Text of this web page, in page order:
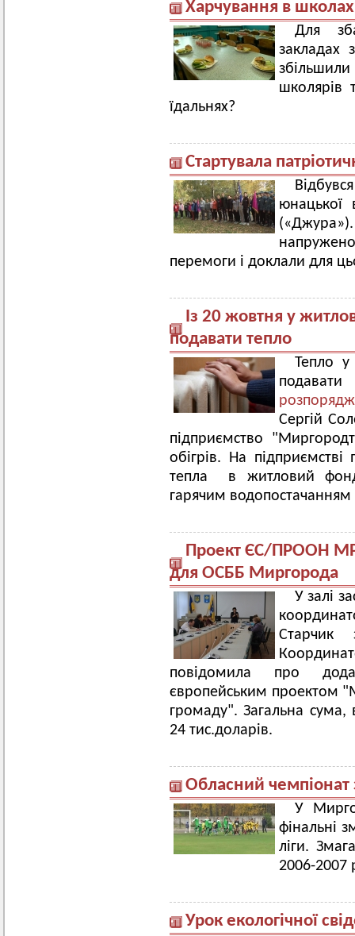
Харчування в школах
Для
закладах
школярів
їдальнях?
Стартувала
юнацької
перемоги і доклали для
Із 20 жовтня у
подавати тепло
Тепло у
Сергій
підприємство
обігрів. На
тепла в житловий
гарячим водопостачанням
Проект ЄС/ПРООН
для ОСББ Миргорода
У залі
повідомила про
європейським проектом
громаду". Загальна сума,
24 тис.доларів.
Обласний чемпіонат
У
фінальні
ліги.
2006-2007
Урок екологічної